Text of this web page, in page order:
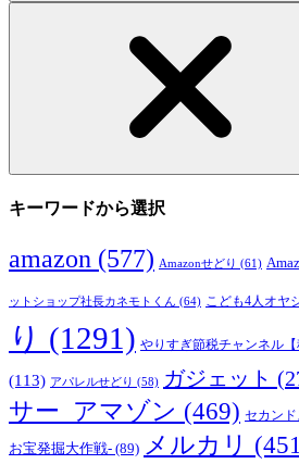
キーワードから選択
amazon (577) Amazonせどり (61)
ットショップ社長カネモトくん (64) こども4人オヤ
り (1291) やりすぎ節税チャンネル【
(113) アパレルせどり (58) ガジェット
サー_アマゾン (469) セカンド
お宝発掘大作戦- (89) メルカリ